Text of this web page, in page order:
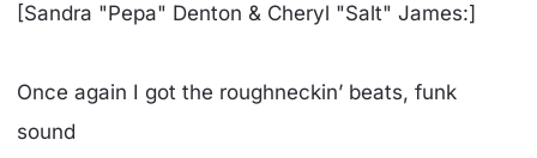
[Sandra "Pepa" Denton & Cheryl "Salt" James:]
Once again I got the roughneckin’ beats, funk
sound